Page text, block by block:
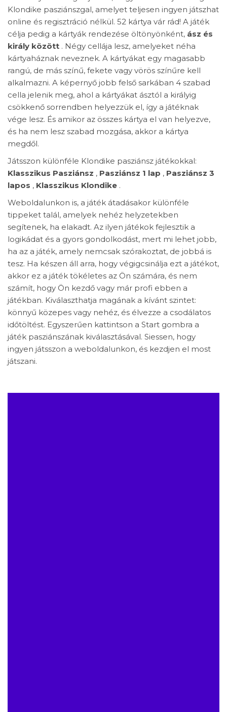
Klondike pasziánszgal, amelyet teljesen ingyen játszhat
online és regisztráció nélkül. 52 kártya vár rád! A játék
célja pedig a kártyák rendezése öltönyönként, ász és
király között . Négy cellája lesz, amelyeket néha
kártyaháznak neveznek. A kártyákat egy magasabb
rangú, de más színű, fekete vagy vörös színűre kell
alkalmazni. A képernyő jobb felső sarkában 4 szabad
cella jelenik meg, ahol a kártyákat ásztól a királyig
csökkenő sorrendben helyezzük el, így a játéknak
vége lesz. És amikor az összes kártya el van helyezve,
és ha nem lesz szabad mozgása, akkor a kártya
megdől.
Játsszon különféle Klondike pasziánsz játékokkal:
Klasszikus Pasziánsz , Pasziánsz 1 lap , Pasziánsz 3
lapos , Klasszikus Klondike .
Weboldalunkon is, a játék átadásakor különféle
tippeket talál, amelyek nehéz helyzetekben
segítenek, ha elakadt. Az ilyen játékok fejlesztik a
logikádat és a gyors gondolkodást, mert mi lehet jobb,
ha az a játék, amely nemcsak szórakoztat, de jobbá is
tesz. Ha készen áll arra, hogy végigcsinálja ezt a játékot,
akkor ez a játék tökéletes az Ön számára, és nem
számít, hogy Ön kezdő vagy már profi ebben a
játékban. Kiválaszthatja magának a kívánt szintet:
könnyű közepes vagy nehéz, és élvezze a csodálatos
időtöltést. Egyszerűen kattintson a Start gombra a
játék pasziánszának kiválasztásával. Siessen, hogy
ingyen játsszon a weboldalunkon, és kezdjen el most
játszani.